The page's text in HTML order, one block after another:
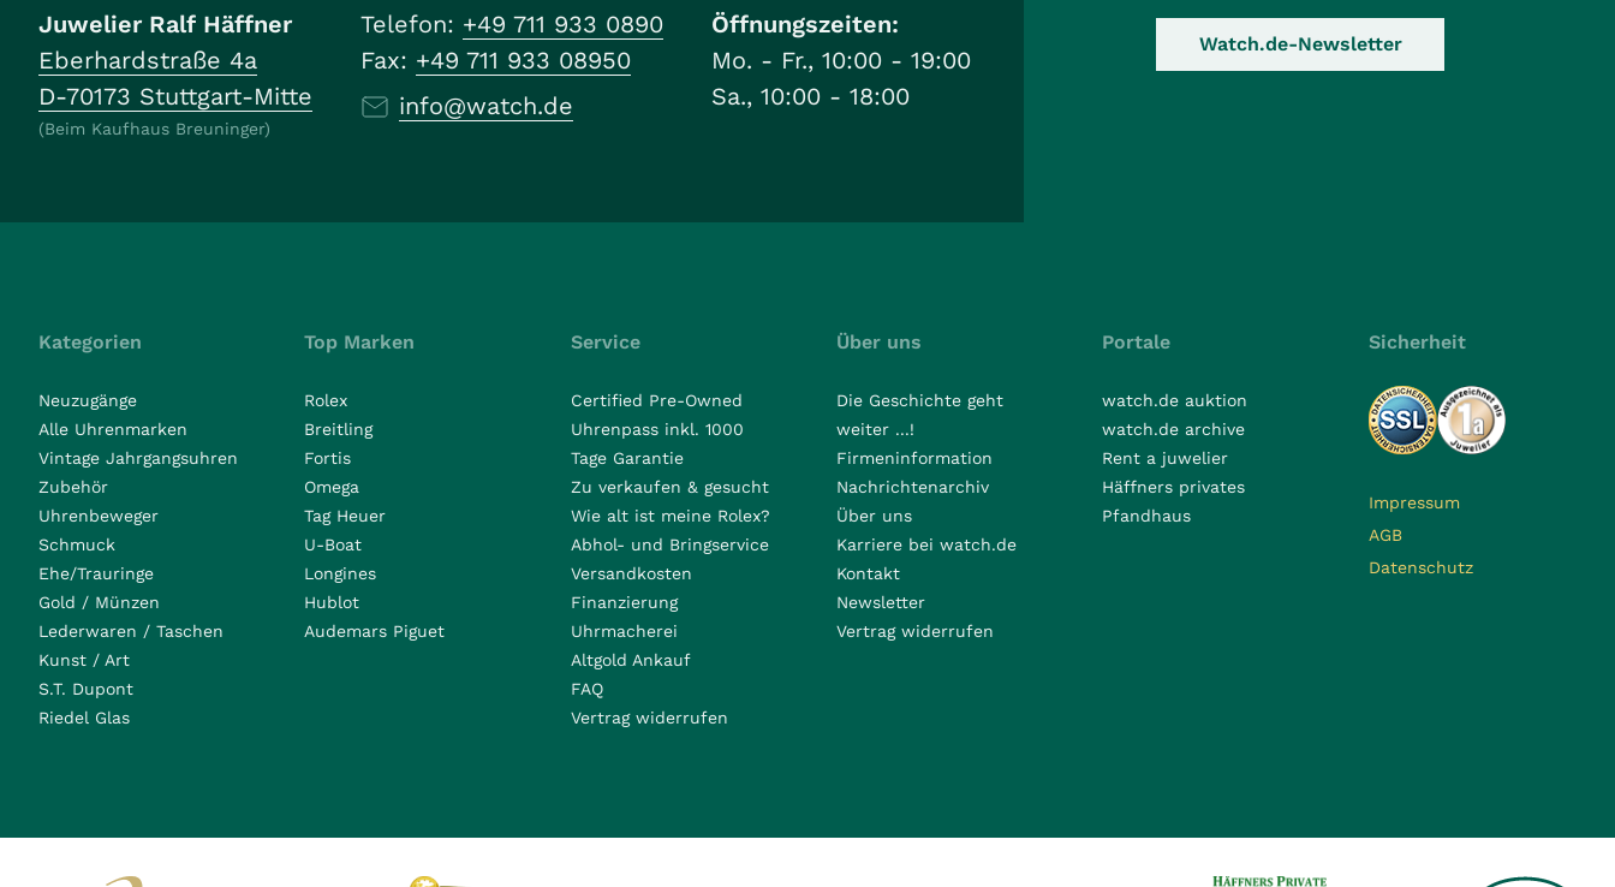
Juwelier Ralf Häffner
Eberhardstraße 4a
D-70173 Stuttgart-Mitte
(Beim Kaufhaus Breuninger)
Telefon: +49 711 933 0890
Fax: +49 711 933 08950
info@watch.de
Öffnungszeiten:
Mo. - Fr., 10:00 - 19:00
Sa., 10:00 - 18:00
Watch.de-Newsletter
Kategorien
Neuzugänge
Alle Uhrenmarken
Vintage Jahrgangsuhren
Zubehör
Uhrenbeweger
Schmuck
Ehe/Trauringe
Gold / Münzen
Lederwaren / Taschen
Kunst / Art
S.T. Dupont
Riedel Glas
Top Marken
Rolex
Breitling
Fortis
Omega
Tag Heuer
U-Boat
Longines
Hublot
Audemars Piguet
Service
Certified Pre-Owned
Uhrenpass inkl. 1000
Tage Garantie
Zu verkaufen & gesucht
Wie alt ist meine Rolex?
Abhol- und Bringservice
Versandkosten
Finanzierung
Uhrmacherei
Altgold Ankauf
FAQ
Vertrag widerrufen
Über uns
Die Geschichte geht
weiter ...!
Firmeninformation
Nachrichtenarchiv
Über uns
Karriere bei watch.de
Kontakt
Newsletter
Vertrag widerrufen
Portale
watch.de auktion
watch.de archive
Rent a juwelier
Häffners privates
Pfandhaus
Sicherheit
Impressum
AGB
Datenschutz